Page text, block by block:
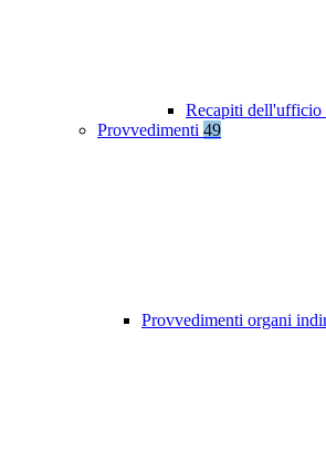
Recapiti dell'ufficio
Provvedimenti 49
Provvedimenti organi